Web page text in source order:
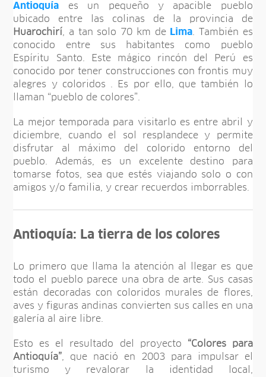
Antioquía es un pequeño y apacible pueblo
ubicado entre las colinas de la provincia de
Huarochirí , a tan solo 70 km de Lima . También es
conocido entre sus habitantes como pueblo
Espíritu Santo. Este mágico rincón del Perú es
conocido por tener construcciones con frontis muy
alegres y coloridos . Es por ello, que también lo
llaman “pueblo de colores”.
La mejor temporada para visitarlo es entre abril y
diciembre, cuando el sol resplandece y permite
disfrutar al máximo del colorido entorno del
pueblo. Además, es un excelente destino para
tomarse fotos, sea que estés viajando solo o con
amigos y/o familia, y crear recuerdos imborrables.
Antioquía: La tierra de los colores
Lo primero que llama la atención al llegar es que
todo el pueblo parece una obra de arte. Sus casas
están decoradas con coloridos murales de flores,
aves y figuras andinas convierten sus calles en una
galería al aire libre.
Esto es el resultado del proyecto “Colores para
Antioquía” , que nació en 2003 para impulsar el
turismo y revalorar la identidad local,